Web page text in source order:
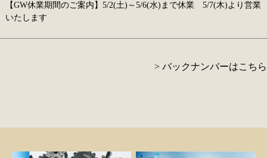
【GW休業期間のご案内】5/2(土)～5/6(水)まで休業 5/7(木)より営業
いたします
> バックナンバーはこちら